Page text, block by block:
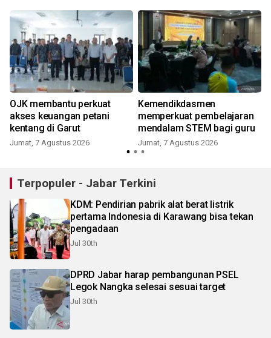
OJK membantu perkuat
akses keuangan petani
kentang di Garut
Jumat, 7 Agustus 2026
Kemendikdasmen
memperkuat pembelajaran
mendalam STEM bagi guru
Jumat, 7 Agustus 2026
Terpopuler - Jabar Terkini
KDM: Pendirian pabrik alat berat listrik
pertama Indonesia di Karawang bisa tekan
pengadaan
Jul 30th
DPRD Jabar harap pembangunan PSEL
Legok Nangka selesai sesuai target
Jul 30th